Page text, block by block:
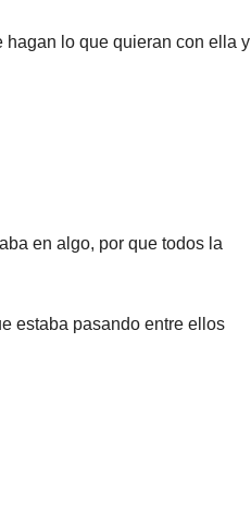
hagan lo que quieran con ella y
en algo, por que todos la
estaba pasando entre ellos